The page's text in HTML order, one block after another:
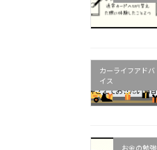
カーライフアドバ
イス
お金の勉強